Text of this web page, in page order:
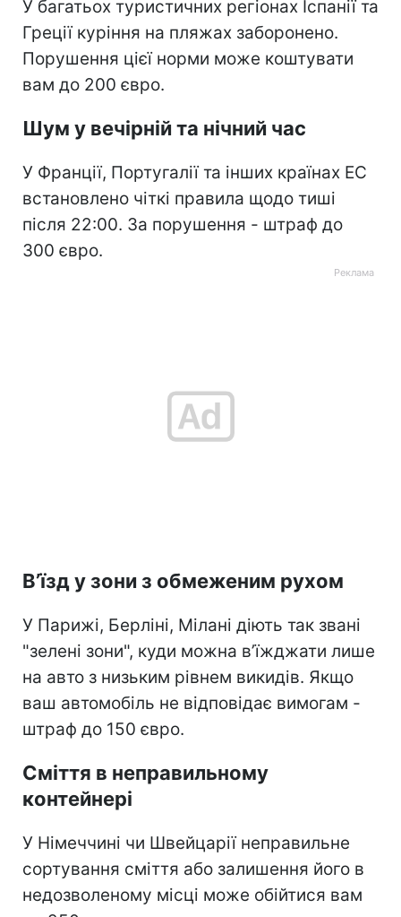
У багатьох туристичних регіонах Іспанії та
Греції куріння на пляжах заборонено.
Порушення цієї норми може коштувати
вам до 200 євро.
Шум у вечірній та нічний час
У Франції, Португалії та інших країнах ЕС
встановлено чіткі правила щодо тиші
після 22:00. За порушення - штраф до
300 євро.
В’їзд у зони з обмеженим рухом
У Парижі, Берліні, Мілані діють так звані
"зелені зони", куди можна в’їжджати лише
на авто з низьким рівнем викидів. Якщо
ваш автомобіль не відповідає вимогам -
штраф до 150 євро.
Сміття в неправильному
контейнері
У Німеччині чи Швейцарії неправильне
сортування сміття або залишення його в
недозволеному місці може обійтися вам